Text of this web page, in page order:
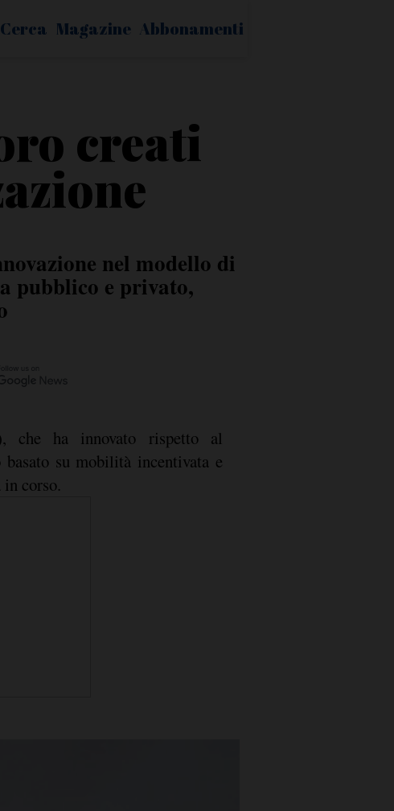
Cerca Magazine Abbonamenti
creati
nel modello di
pubblico e privato,
che ha innovato rispetto al
basato su mobilità incentivata e
corso.